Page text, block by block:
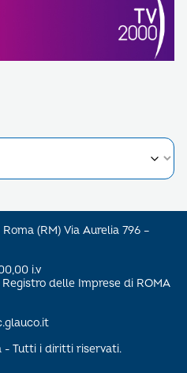
(RM) Via Aurelia 796 –
i.v
Registro delle Imprese di ROMA
- Tutti i diritti riservati.